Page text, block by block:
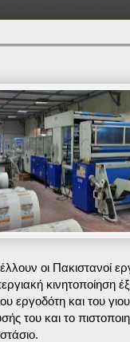
οι Πακιστανοί
κινητοποίηση
εργοδότη και του
του και το